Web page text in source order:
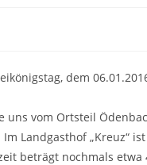
dem
vom Ortsteil
Landgasthof „Kreuz“
beträgt nochmals etwa